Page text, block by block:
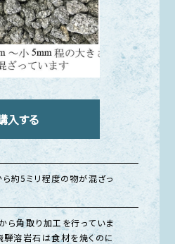
約5ミリ程度の物が混ざっ
ら角取り加工を行っていま
騨溶岩石は食材を焼くのに
入する